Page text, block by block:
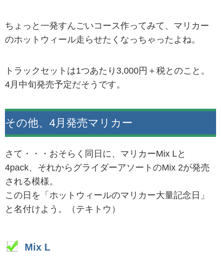
ちょっと一発すんごいコース作ってみて、マリカー
のホットウィール走らせたくなっちゃったよね。
トラックセットは1つあたり3,000円＋税とのこと。
4月中旬発売予定だそうです。
その他、4月発売マリカー
さて・・・おそらく同日に、マリカーMix Lと
4pack、それからグライダーアソートのMix 2が発売
される模様。
この日を「ホットウィールのマリカー大量記念日」
と名付けよう。（テキトウ）
Mix L